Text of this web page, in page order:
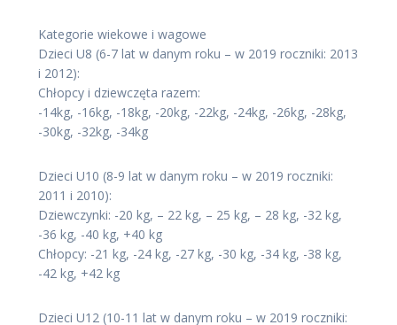
Kategorie wiekowe i wagowe
Dzieci U8 (6-7 lat w danym roku – w 2019 roczniki: 2013
i 2012):
Chłopcy i dziewczęta razem:
-14kg, -16kg, -18kg, -20kg, -22kg, -24kg, -26kg, -28kg,
-30kg, -32kg, -34kg
Dzieci U10 (8-9 lat w danym roku – w 2019 roczniki:
2011 i 2010):
Dziewczynki: -20 kg, – 22 kg, – 25 kg, – 28 kg, -32 kg,
-36 kg, -40 kg, +40 kg
Chłopcy: -21 kg, -24 kg, -27 kg, -30 kg, -34 kg, -38 kg,
-42 kg, +42 kg
Dzieci U12 (10-11 lat w danym roku – w 2019 roczniki: